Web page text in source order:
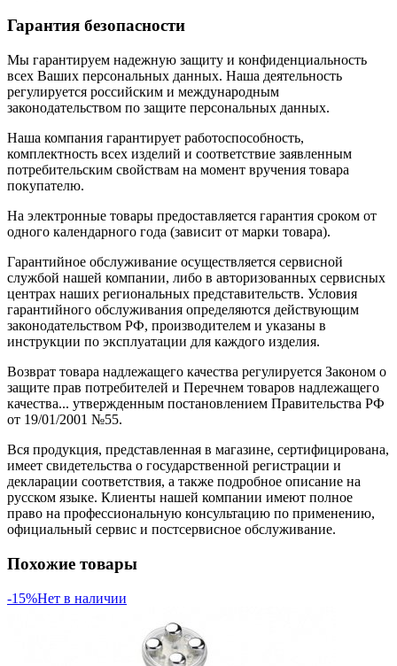
Гарантия безопасности
Мы гарантируем надежную защиту и конфиденциальность
всех Ваших персональных данных. Наша деятельность
регулируется российским и международным
законодательством по защите персональных данных.
Наша компания гарантирует работоспособность,
комплектность всех изделий и соответствие заявленным
потребительским свойствам на момент вручения товара
покупателю.
На электронные товары предоставляется гарантия сроком от
одного календарного года (зависит от марки товара).
Гарантийное обслуживание осуществляется сервисной
службой нашей компании, либо в авторизованных сервисных
центрах наших региональных представительств. Условия
гарантийного обслуживания определяются действующим
законодательством РФ, производителем и указаны в
инструкции по эксплуатации для каждого изделия.
Возврат товара надлежащего качества регулируется Законом о
защите прав потребителей и Перечнем товаров надлежащего
качества... утвержденным постановлением Правительства РФ
от 19/01/2001 №55.
Вся продукция, представленная в магазине, сертифицирована,
имеет свидетельства о государственной регистрации и
декларации соответствия, а также подробное описание на
русском языке. Клиенты нашей компании имеют полное
право на профессиональную консультацию по применению,
официальный сервис и постсервисное обслуживание.
Похожие товары
-15%Нет в наличии